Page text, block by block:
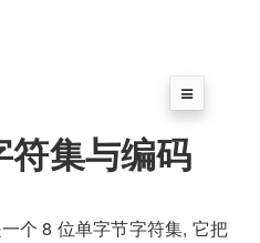
集与编码
个 8 位单字节字符集, 它把